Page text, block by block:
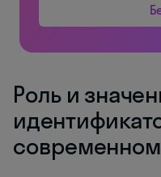
Роль и